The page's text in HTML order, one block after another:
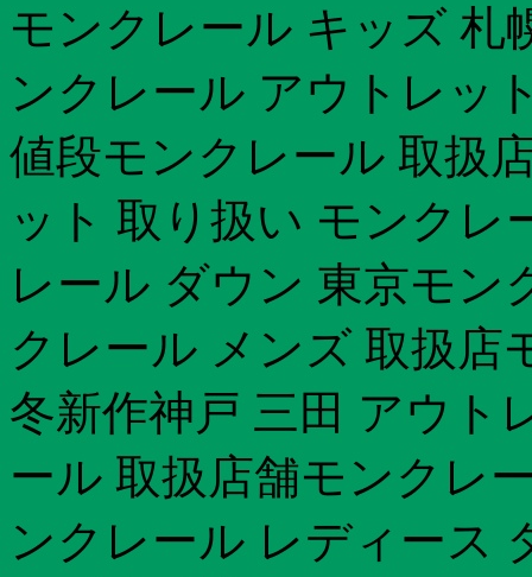
モンクレール キッズ 札
ンクレール アウトレッ
値段モンクレール 取扱
ット 取り扱い モンクレ
レール ダウン 東京モン
クレール メンズ 取扱店
冬新作神戸 三田 アウト
ール 取扱店舗モンクレ
ンクレール レディース